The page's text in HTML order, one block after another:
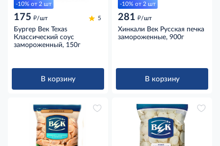
-10% от 2 шт
175 д/шт 5
Бургер Век Texas
Классический соус
замороженный, 150г
В корзину
-10% от 2 шт
281 д/шт
Хинкали Век Русская печка
замороженные, 900г
В корзину